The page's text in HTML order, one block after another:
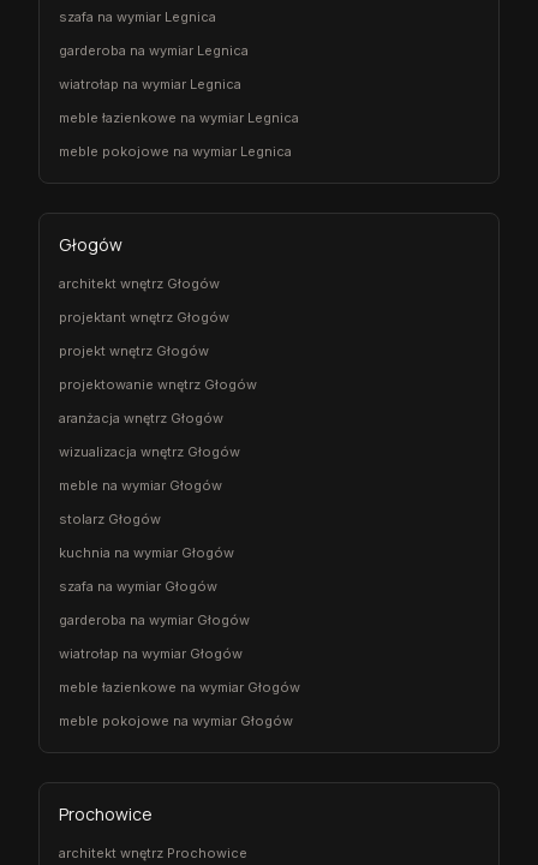
szafa na wymiar Legnica
garderoba na wymiar Legnica
wiatrołap na wymiar Legnica
meble łazienkowe na wymiar Legnica
meble pokojowe na wymiar Legnica
Głogów
architekt wnętrz Głogów
projektant wnętrz Głogów
projekt wnętrz Głogów
projektowanie wnętrz Głogów
aranżacja wnętrz Głogów
wizualizacja wnętrz Głogów
meble na wymiar Głogów
stolarz Głogów
kuchnia na wymiar Głogów
szafa na wymiar Głogów
garderoba na wymiar Głogów
wiatrołap na wymiar Głogów
meble łazienkowe na wymiar Głogów
meble pokojowe na wymiar Głogów
Prochowice
architekt wnętrz Prochowice